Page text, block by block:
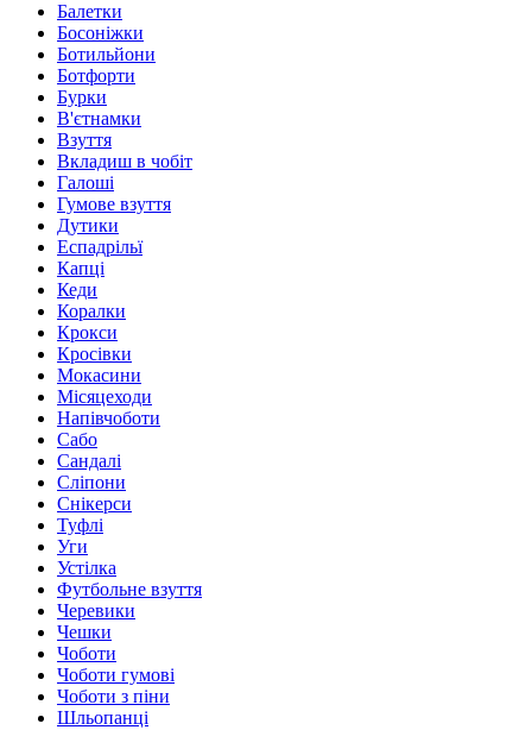
Балетки
Босоніжки
Ботильйони
Ботфорти
Бурки
В'єтнамки
Взуття
Вкладиш в чобіт
Галоші
Гумове взуття
Дутики
Еспадрільї
Капці
Кеди
Коралки
Крокси
Кросівки
Мокасини
Місяцеходи
Напівчоботи
Сабо
Сандалі
Сліпони
Снікерси
Туфлі
Уги
Устілка
Футбольне взуття
Черевики
Чешки
Чоботи
Чоботи гумові
Чоботи з піни
Шльопанці